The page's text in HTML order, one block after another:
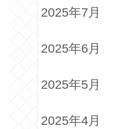
2025年7月
2025年6月
2025年5月
2025年4月